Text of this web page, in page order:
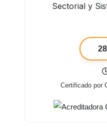
Sectorial y
Certificado por